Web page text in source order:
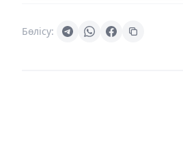
Бөлісу: